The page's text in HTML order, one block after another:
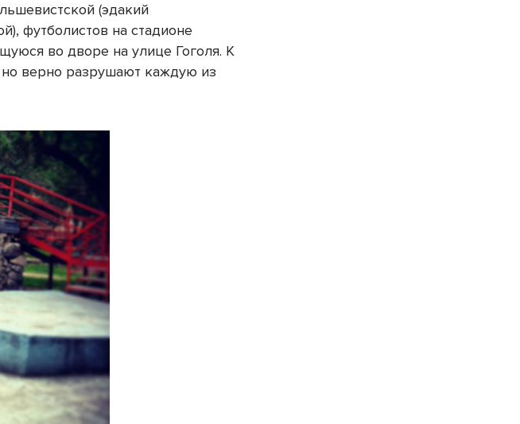
(эдакий
футболистов на стадионе
во дворе на улице Гоголя. К
верно разрушают каждую из